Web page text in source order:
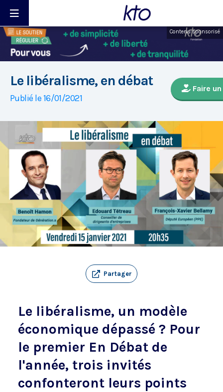
Contenu sponsorisé
Faire
Le libéralisme, en débat
Publié le 16/01/2021
Partager
Le libéralisme, un modèle
économique dépassé ? Pour
le premier En Débat de
l'année, trois invités
confonteront leurs points